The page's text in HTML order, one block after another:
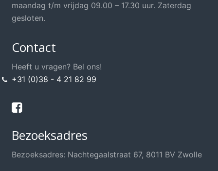
maandag t/m vrijdag 09.00 – 17.30 uur. Zaterdag
gesloten.
Contact
Heeft u vragen? Bel ons!
+31 (0)38 - 4 21 82 99
Bezoeksadres
Bezoeksadres: Nachtegaalstraat 67, 8011 BV Zwolle